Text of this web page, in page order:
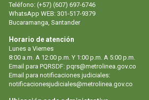
Teléfono: (+57) (607) 697-6746
WhatsApp WEB: 301-517-9379
Bucaramanga, Santander
Horario de atención
Lunes a Viernes
8:00 a.m. A 12:00 p.m. Y 1:00 p.m. A 5:00 p.m.
Email para PQRSDF: pqrs@metrolinea.gov.co
Email para notificaciones judiciales:
notificacionesjudiciales@metrolinea.gov.co